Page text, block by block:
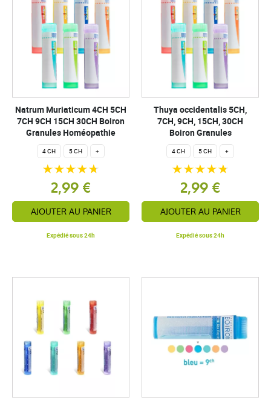
Natrum Muriaticum 4CH 5CH
7CH 9CH 15CH 30CH Boiron
Granules Homéopathie
4 CH 5 CH +
2,99 €
AJOUTER AU PANIER
Expédié sous 24h
Thuya occidentalis 5CH,
7CH, 9CH, 15CH, 30CH
Boiron Granules
4 CH 5 CH +
2,99 €
AJOUTER AU PANIER
Expédié sous 24h